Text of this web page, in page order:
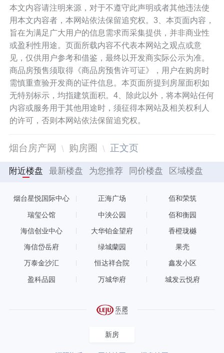
本文内容请注明来源，对于不遵守此声明或者其他违法使
用本文内容者，本网站依法保留追究权。3、本页面内容，
旨在为满足广大用户的信息需求而采集提供，并非商业性
或盈利性用途。页面所载内容不代表本网站之观点或意
见，仅供用户参考和借鉴，最终以开发商实际公示为准。
商品房预售须取得《商品房预售许可证》，用户在购房时
需慎重查验开发商的证件信息。本页面所提到房屋面积如
无特别标示，均指建筑面积。4、除此以外，将本网站任何
内容或服务用于其他用途时，须征得本网站及相关权利人
的许可，否则本网站依法保留追究权。
烟台房产网 购房圈 正文页
附近楼盘 最新楼盘 为您推荐 同价楼盘 区域楼盘
烟台星悦国际中心 正海广场 佰和荣筑
瑞玺公馆 中泱公园 佰和衡园
海信创业中心 大华铂金望府 香橙珑樾
海信岱岳府 绿城蘭园 果壳
万泰金沙汇 恒达祥合院 鑫发小区
盈科品园 万城华府 城发云悦府
新房